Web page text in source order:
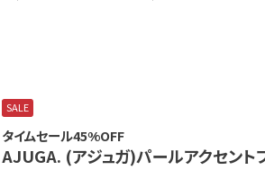
SALE
タイムセール45%OFF
AJUGA. (アジュガ)パールアクセント